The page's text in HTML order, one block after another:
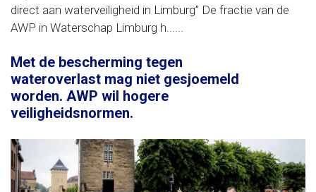
direct aan waterveiligheid in Limburg” De fractie van de
AWP in Waterschap Limburg h......
Met de bescherming tegen
wateroverlast mag niet gesjoemeld
worden. AWP wil hogere
veiligheidsnormen.